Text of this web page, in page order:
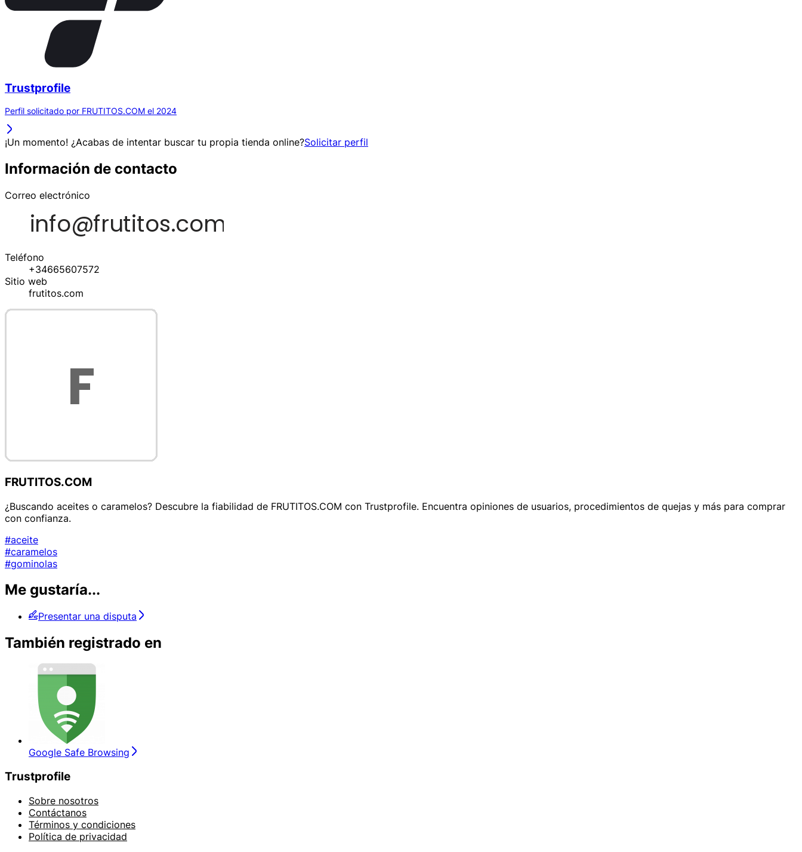
Trustprofile
Perfil solicitado por FRUTITOS.COM el 2024
¡Un momento! ¿Acabas de intentar buscar tu propia tienda online?Solicitar perfil
Información de contacto
Correo electrónico
Teléfono
+34665607572
Sitio web
frutitos.com
FRUTITOS.COM
¿Buscando aceites o caramelos? Descubre la fiabilidad de FRUTITOS.COM con Trustprofile. Encuentra opiniones de usuarios, procedimientos de quejas y más para comprar
con confianza.
#aceite
#caramelos
#gominolas
Me gustaría...
Presentar una disputa
También registrado en
Google Safe Browsing
Trustprofile
Sobre nosotros
Contáctanos
Términos y condiciones
Política de privacidad